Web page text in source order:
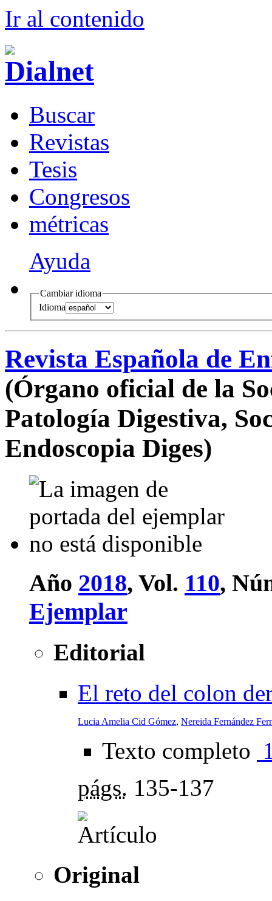
Ir al contenido
Buscar
Revistas
Tesis
Congresos
métricas
Ayuda
Cambiar idioma
Idioma
Revista Española de
(Órgano oficial de la
Patología Digestiva,
Endoscopia Diges)
Año 2018, Vol. 110,
Ejemplar
Editorial
El reto del colon
Lucia Amelia Cid Gómez, Nereida Fernández
Texto completo
págs. 135-137
Original